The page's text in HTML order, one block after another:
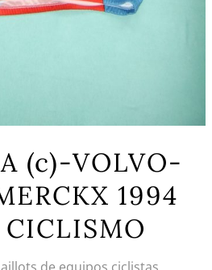
(c)-VOLVO-
1994